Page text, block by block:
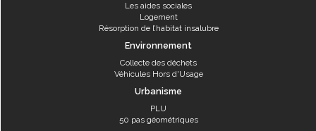
Les aides sociales
Logement
Résorption de l’habitat insalubre
Environnement
Collecte des déchets
Véhicules Hors d'Usage
Urbanisme
PLU
50 pas géométriques